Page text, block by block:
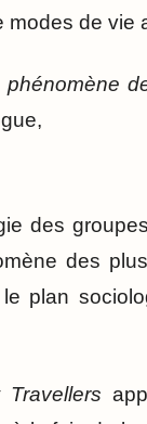
modes de vie
des
des
plan
Travellers